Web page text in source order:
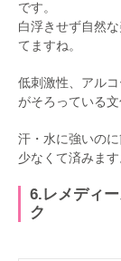
です。
白浮きせず自然
てますね。
低刺激性、アル
がそろっている
汗・水に強いの
少なくて済みます
6.レメディ
ク